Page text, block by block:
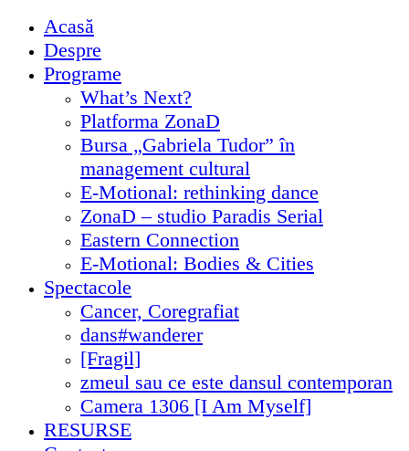
Acasă
Despre
Programe
What’s Next?
Platforma ZonaD
Bursa „Gabriela Tudor” în
management cultural
E-Motional: rethinking dance
ZonaD – studio Paradis Serial
Eastern Connection
E-Motional: Bodies & Cities
Spectacole
Cancer, Coregrafiat
dans#wanderer
[Fragil]
zmeul sau ce este dansul contemporan
Camera 1306 [I Am Myself]
RESURSE